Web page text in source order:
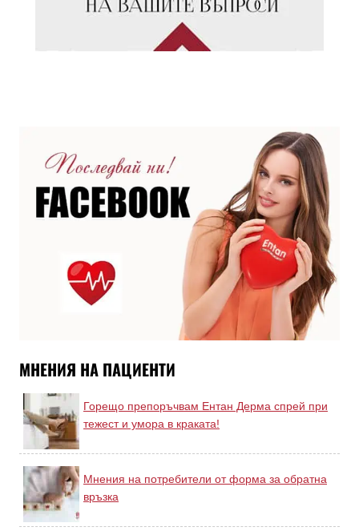
МНЕНИЯ НА ПАЦИЕНТИ
Горещо препоръчвам Ентан Дерма спрей при
тежест и умора в краката!
Мнения на потребители от форма за обратна
връзка